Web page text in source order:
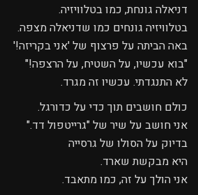
דניאלה גונחת, כמו בטלוויזיה.
בטלוויזיה גונחים כמו שדניאלה מצפה.
באה הביתה על פרצוף של 'אני בקריזה!'
"בוא עכשיו, על השטיח, על הרצפה!"
לא התנגדתי. עכשיו זה מגרד.
כולם חושבים תוך כדי על כדורגל.
אני חושב על שיר של "גרייטפול דד."
בדיוק על הסולו של גרסייה
היא מבקשת שארד.
אני הולך על זה, כמו מתאבד.